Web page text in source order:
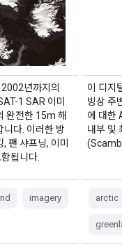
년까지의
1 SAR 이미
완전한 15m 해
니다. 이러한 방
팬 샤프닝, 이미
됩니다.
imagery
이 디지
빙상 주
에 대한
내부 및
arctic